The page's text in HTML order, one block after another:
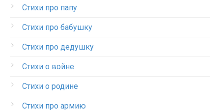
Стихи про папу
Стихи про бабушку
Стихи про дедушку
Стихи о войне
Стихи о родине
Стихи про армию